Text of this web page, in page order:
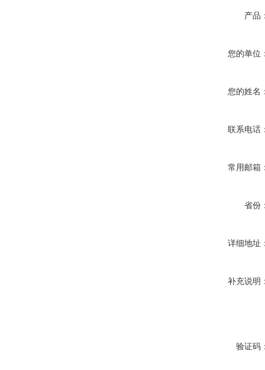
产品
您的单位
您的姓名
联系电话
常用邮箱
省份
详细地址
补充说明
验证码